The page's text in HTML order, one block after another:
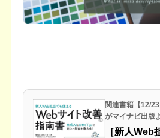
関連書籍【12/
がマイナビ出版
［新人Web